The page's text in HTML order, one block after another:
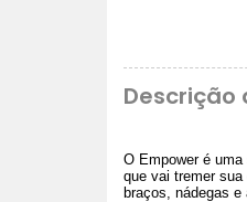
Descrição
O Empower é
que vai tremer
braços, nádegas